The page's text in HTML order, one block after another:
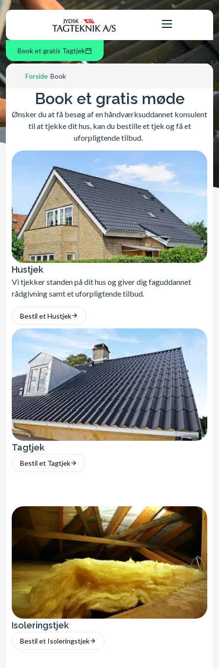
Book et gratis Tagtjek
Forside Book
Book et gratis møde
Ønsker du at få besøg af en håndværksuddannet konsulent
til at tjekke dit hus, kan du bestille et tjek og få et
uforpligtende tilbud.
Hustjek
Vi tjekker standen på dit hus og giver dig faguddannet
rådgivning samt et uforpligtende tilbud.
Bestil et Hustjek
Tagtjek
Bestil et Tagtjek
Isoleringstjek
Bestil et Isoleringstjek